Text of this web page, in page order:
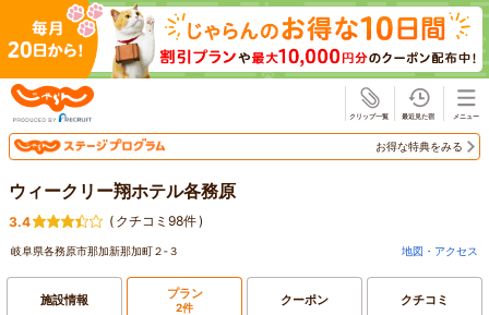
お得な特典をみる
ウィークリー翔ホテル各務原
3.4 ( クチコミ98件)
岐阜県各務原市那加新那加町２‐３ 地図・アクセス
施設情報 プラン
2件 クーポン クチコミ